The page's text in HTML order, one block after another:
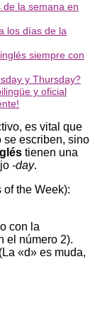
la semana en
los días de la
siempre con
y Thursday?
y oficial
es vital que
se escriben, sino
tienen una
-day.
the Week):
con la
el número 2).
«d» es muda,